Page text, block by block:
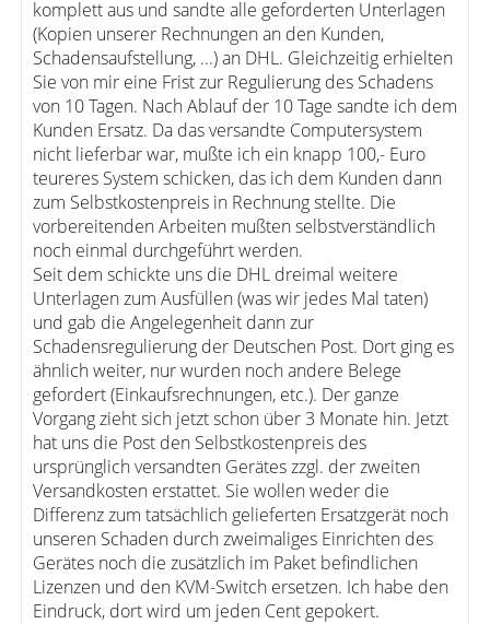
komplett aus und sandte alle geforderten Unterlagen
(Kopien unserer Rechnungen an den Kunden,
Schadensaufstellung, ...) an DHL. Gleichzeitig erhielten
Sie von mir eine Frist zur Regulierung des Schadens
von 10 Tagen. Nach Ablauf der 10 Tage sandte ich dem
Kunden Ersatz. Da das versandte Computersystem
nicht lieferbar war, mußte ich ein knapp 100,- Euro
teureres System schicken, das ich dem Kunden dann
zum Selbstkostenpreis in Rechnung stellte. Die
vorbereitenden Arbeiten mußten selbstverständlich
noch einmal durchgeführt werden.
Seit dem schickte uns die DHL dreimal weitere
Unterlagen zum Ausfüllen (was wir jedes Mal taten)
und gab die Angelegenheit dann zur
Schadensregulierung der Deutschen Post. Dort ging es
ähnlich weiter, nur wurden noch andere Belege
gefordert (Einkaufsrechnungen, etc.). Der ganze
Vorgang zieht sich jetzt schon über 3 Monate hin. Jetzt
hat uns die Post den Selbstkostenpreis des
ursprünglich versandten Gerätes zzgl. der zweiten
Versandkosten erstattet. Sie wollen weder die
Differenz zum tatsächlich gelieferten Ersatzgerät noch
unseren Schaden durch zweimaliges Einrichten des
Gerätes noch die zusätzlich im Paket befindlichen
Lizenzen und den KVM-Switch ersetzen. Ich habe den
Eindruck, dort wird um jeden Cent gepokert.